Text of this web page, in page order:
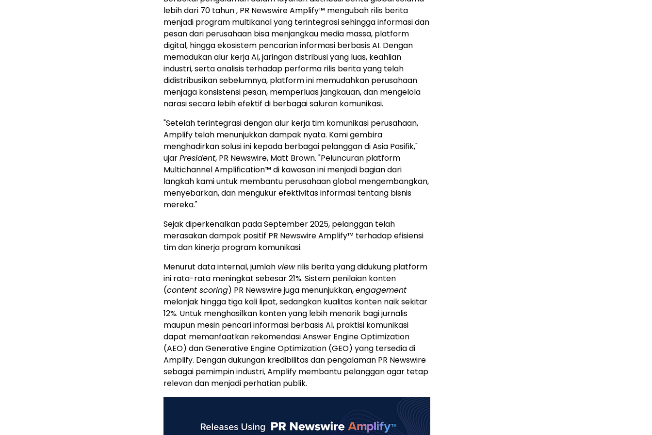
lebih dari 70 tahun , PR Newswire Amplify™ mengubah rilis berita
menjadi program multikanal yang terintegrasi sehingga informasi dan
pesan dari perusahaan bisa menjangkau media massa, platform
digital, hingga ekosistem pencarian informasi berbasis AI. Dengan
memadukan alur kerja AI, jaringan distribusi yang luas, keahlian
industri, serta analisis terhadap performa rilis berita yang telah
didistribusikan sebelumnya, platform ini memudahkan perusahaan
menjaga konsistensi pesan, memperluas jangkauan, dan mengelola
narasi secara lebih efektif di berbagai saluran komunikasi.
"Setelah terintegrasi dengan alur kerja tim komunikasi perusahaan,
Amplify telah menunjukkan dampak nyata. Kami gembira
menghadirkan solusi ini kepada berbagai pelanggan di Asia Pasifik,"
ujarPresident, PR Newswire, Matt Brown. "Peluncuran platform
Multichannel Amplification™ di kawasan ini menjadi bagian dari
langkah kami untuk membantu perusahaan global mengembangkan,
menyebarkan, dan mengukur efektivitas informasi tentang bisnis
mereka."
Sejak diperkenalkan pada September 2025, pelanggan telah
merasakan dampak positif PR Newswire Amplify™ terhadap efisiensi
tim dan kinerja program komunikasi.
Menurut data internal, jumlah viewrilis berita yang didukung platform
ini rata-rata meningkat sebesar 21%. Sistem penilaian konten
(content scoring) PR Newswire juga menunjukkan,engagement
melonjak hingga tiga kali lipat, sedangkan kualitas konten naik sekitar
12%. Untuk menghasilkan konten yang lebih menarik bagi jurnalis
maupun mesin pencari informasi berbasis AI, praktisi komunikasi
dapat memanfaatkan rekomendasi Answer Engine Optimization
(AEO) dan Generative Engine Optimization (GEO) yang tersedia di
Amplify. Dengan dukungan kredibilitas dan pengalaman PR Newswire
sebagai pemimpin industri, Amplify membantu pelanggan agar tetap
relevan dan menjadi perhatian publik.